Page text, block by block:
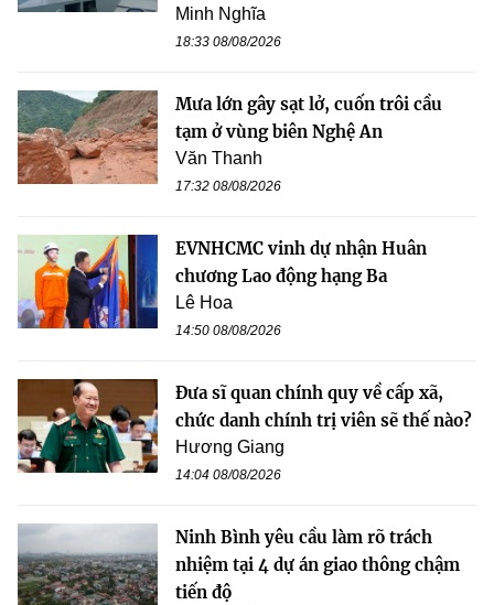
Minh Nghĩa
18:33 08/08/2026
Mưa lớn gây sạt lở, cuốn trôi cầu
tạm ở vùng biên Nghệ An
Văn Thanh
17:32 08/08/2026
EVNHCMC vinh dự nhận Huân
chương Lao động hạng Ba
Lê Hoa
14:50 08/08/2026
Đưa sĩ quan chính quy về cấp xã,
chức danh chính trị viên sẽ thế nào?
Hương Giang
14:04 08/08/2026
Ninh Bình yêu cầu làm rõ trách
nhiệm tại 4 dự án giao thông chậm
tiến độ